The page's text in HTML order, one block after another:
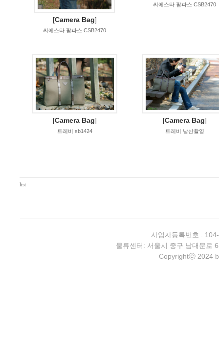
[Camera Bag]
씨에스타 팜파스 CSB2470
씨에스타 팜파스 CSB2470
[Camera Bag]
트레비 sb1424
[Camera Bag]
트레비 남산촬영
list
사업자등록번호 :
물류센터: 서울시 중구 남대문로
Copyrightⓒ 2024